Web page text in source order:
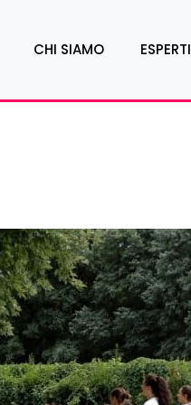
CHI SIAMO ESPERTI